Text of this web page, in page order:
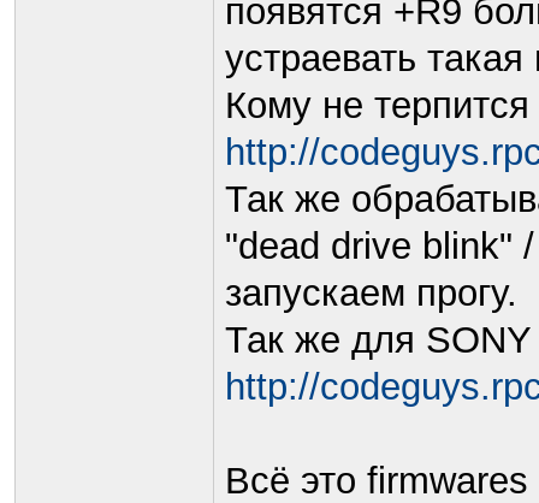
появятся +R9
устраевать
Кому не
http://
Так же
"dead drive blink"
запускаем прогу.
Так же для
http://
Всё это